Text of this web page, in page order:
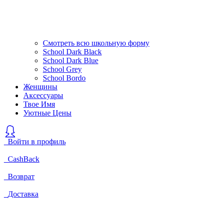
Смотреть всю школьную форму
School Dark Black
School Dark Blue
School Grey
School Bordo
Женщины
Аксессуары
Твое Имя
Уютные Цены
Войти в профиль
CashBack
Возврат
Доставка